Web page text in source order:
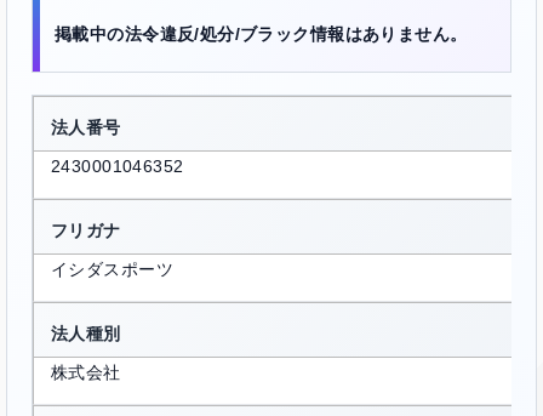
掲載中の法令違反/処分/ブラック情報はありません。
法人番号
2430001046352
フリガナ
イシダスポーツ
法人種別
株式会社